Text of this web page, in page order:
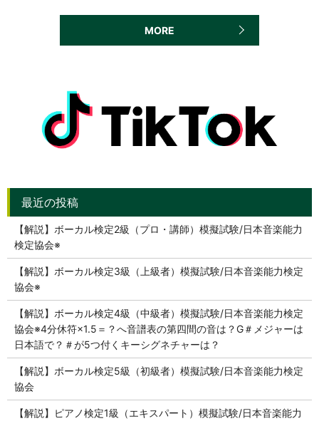
MORE
【解説】ボーカル検定2級（プロ・講師）模擬試験/日本音楽能力
検定協会※
【解説】ボーカル検定3級（上級者）模擬試験/日本音楽能力検定
協会※
【解説】ボーカル検定4級（中級者）模擬試験/日本音楽能力検定
協会※4分休符×1.5＝？へ音譜表の第四間の音は？G＃メジャーは
日本語で？＃が5つ付くキーシグネチャーは？
【解説】ボーカル検定5級（初級者）模擬試験/日本音楽能力検定
協会
【解説】ピアノ検定1級（エキスパート）模擬試験/日本音楽能力